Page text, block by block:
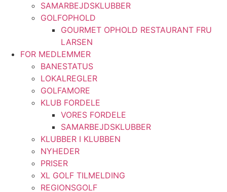
SAMARBEJDSKLUBBER
GOLFOPHOLD
GOURMET OPHOLD RESTAURANT FRU
LARSEN
FOR MEDLEMMER
BANESTATUS
LOKALREGLER
GOLFAMORE
KLUB FORDELE
VORES FORDELE
SAMARBEJDSKLUBBER
KLUBBER I KLUBBEN
NYHEDER
PRISER
XL GOLF TILMELDING
REGIONSGOLF